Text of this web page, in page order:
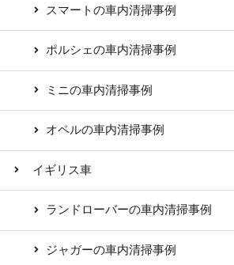
スマートの車内清掃事例
ポルシェの車内清掃事例
ミニの車内清掃事例
オペルの車内清掃事例
イギリス車
ランドローバーの車内清掃事例
ジャガーの車内清掃事例